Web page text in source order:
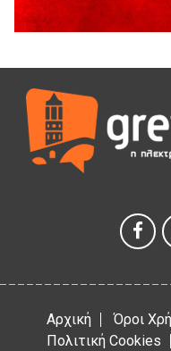
5 Αυγούστου 2026
ΕΥΧΑΡΙΣΤΙΕΣ
4 Αυγούστου 2026
Έκτακτη χρηματοδότηση
στο Δημοτικό Στάδιο
Αρχική Όροι
Πολιτική Cookies